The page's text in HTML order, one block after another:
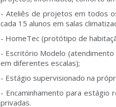
- Ateliês de projetos em todos
cada 15 alunos em salas
- HomeTec (protótipo de
- Escritório Modelo
em diferentes escalas);
- Estágio supervisionado na
- Encaminhamento para
privadas.